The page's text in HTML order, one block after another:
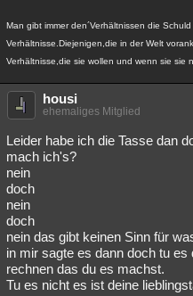
Man gibt immer den´Verhältnissen die
Verhältnisse.Diejenigen,die in der Welt
Verhältnisse,die sie wollen und wenn sie sie
housi
ehemaliges Mitglied
Leider habe ich die Tasse dan
mach ich's?
nein
doch
nein
doch
nein das gibt keinen Sinn für
in mir sagte es dann doch tu
rechnen das du es machst.
Tu es nicht es ist deine